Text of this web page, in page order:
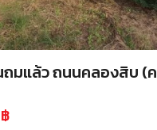
มแล้ว ถนนคลองสิบ (